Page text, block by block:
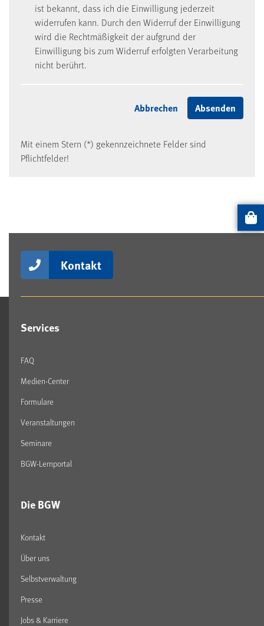
ist bekannt, dass ich die Einwilligung jederzeit
widerrufen kann. Durch den Widerruf der Einwilligung
wird die Rechtmäßigkeit der aufgrund der
Einwilligung bis zum Widerruf erfolgten Verarbeitung
nicht berührt.
Mit einem Stern (*) gekennzeichnete Felder sind
Pflichtfelder!
Kontakt
Services
FAQ
Medien-Center
Formulare
Veranstaltungen
Seminare
BGW-Lernportal
Die BGW
Kontakt
Über uns
Selbstverwaltung
Presse
Jobs & Karriere
Artikel